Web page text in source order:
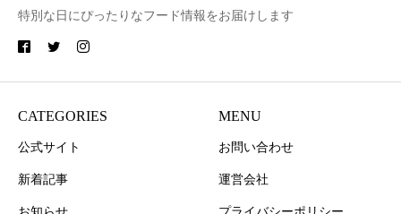
特別な日にぴったりなフード情報をお届けします
CATEGORIES
公式サイト
新着記事
MENU
お問い合わせ
運営会社